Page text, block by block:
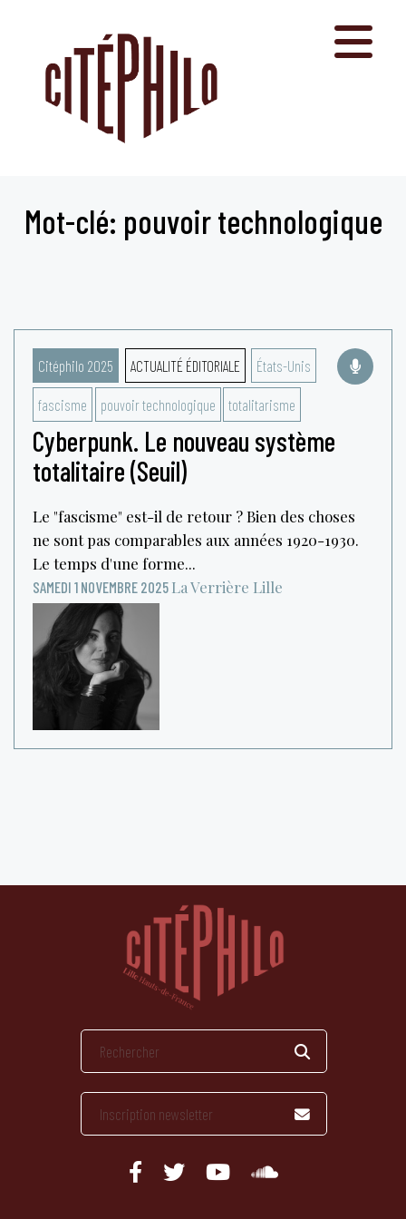
Mot-clé: pouvoir technologique
Citéphilo 2025 ACTUALITÉ ÉDITORIALE États-Unis
fascisme pouvoir technologique totalitarisme
Cyberpunk. Le nouveau système
totalitaire (Seuil)
Le "fascisme" est-il de retour ? Bien des choses
ne sont pas comparables aux années 1920-1930.
Le temps d'une forme...
SAMEDI 1 NOVEMBRE 2025 La Verrière Lille